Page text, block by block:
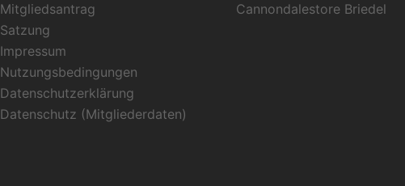
Mitgliedsantrag
Satzung
Impressum
Nutzungsbedingungen
Datenschutzerklärung
Datenschutz (Mitgliederdaten)
Cannondalestore Briedel